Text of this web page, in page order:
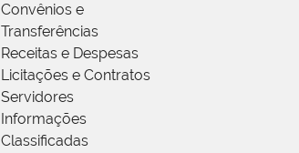
Convênios e
Transferências
Receitas e Despesas
Licitações e Contratos
Servidores
Informações
Classificadas